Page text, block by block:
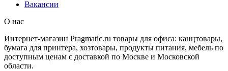
Вакансии
О нас
Интернет-магазин Pragmatic.ru товары для офиса: канцтовары,
бумага для принтера, хозтовары, продукты питания, мебель по
доступным ценам с доставкой по Москве и Московской
области.